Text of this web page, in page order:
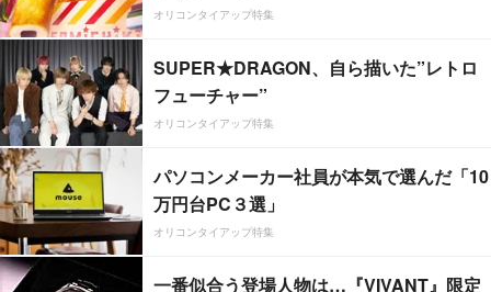
オリコンタイアップ特集
SUPER★DRAGON、自ら描いた”レトロ
フューチャー”
オリコンタイアップ特集
パソコンメーカー社員が本気で選んだ「10
万円台PC３選」
オリコンタイアップ特集
一番似合う登場人物は…『VIVANT』限定